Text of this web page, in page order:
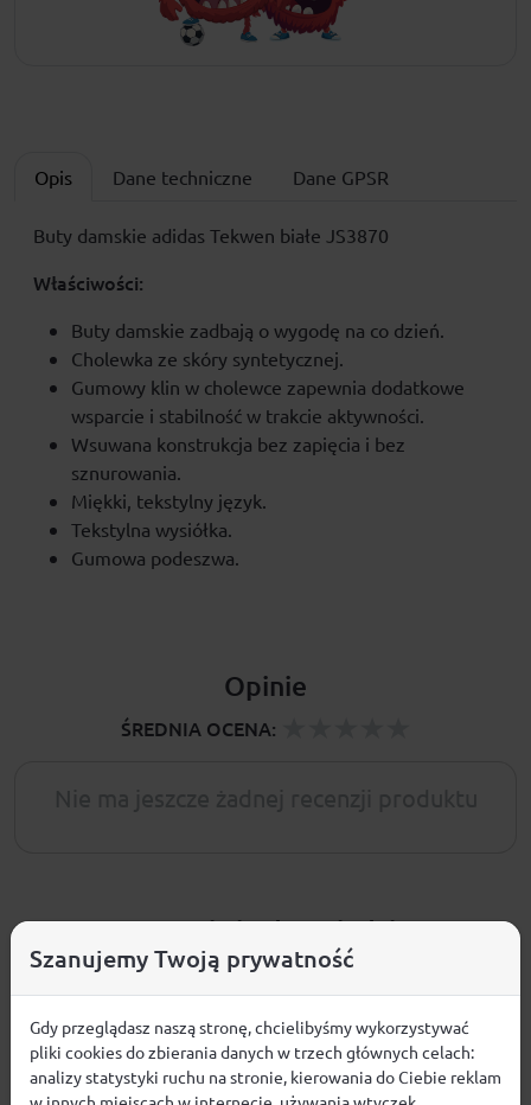
Opis Dane techniczne Dane GPSR
Buty damskie adidas Tekwen białe JS3870
Właściwości:
Buty damskie zadbają o wygodę na co dzień.
Cholewka ze skóry syntetycznej.
Gumowy klin w cholewce zapewnia dodatkowe
wsparcie i stabilność w trakcie aktywności.
Wsuwana konstrukcja bez zapięcia i bez
sznurowania.
Miękki, tekstylny język.
Tekstylna wysiółka.
Gumowa podeszwa.
Opinie
ŚREDNIA OCENA:
Pytania i odpowiedzi
Nie ma jeszcze pytań. Bądź pierwszy :)
ZADAJ PYTANIE
Szanujemy Twoją prywatność
Gdy przeglądasz naszą stronę, chcielibyśmy wykorzystywać
pliki cookies do zbierania danych w trzech głównych celach:
analizy statystyki ruchu na stronie, kierowania do Ciebie reklam